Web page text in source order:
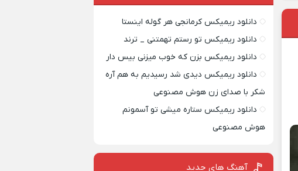
دانلود ریمیکس کرمانجی هر گوله اینستا
دانلود ریمیکس تو رستم تهمتنی _ ترند
دانلود ریمیکس بزن که خوب میزنی بیس دار
دانلود ریمیکس دیدی شد رسیدیم به هم آره
شکر با صدای زن هوش مصنوعی
دانلود ریمیکس ستاره میشی تو آسمونم
هوش مصنوعی
آهنگ های جدید